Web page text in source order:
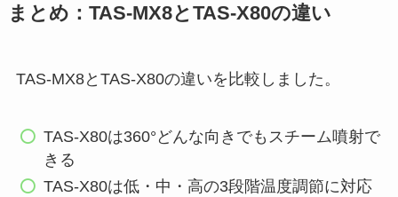
まとめ：TAS-MX8とTAS-X80の違い
TAS-MX8とTAS-X80の違いを比較しました。
TAS-X80は360°どんな向きでもスチーム噴射で
きる
TAS-X80は低・中・高の3段階温度調節に対応